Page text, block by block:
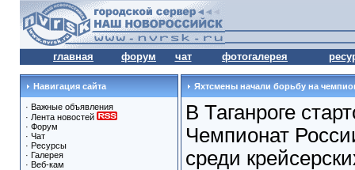
главная форум чат фотогалерея
Навигация сайта
· Важные объявления
· Лента новостей
· Форум
· Чат
· Ресурсы
· Галерея
· Веб-кам
Яхтсмены начали борьбу на
В Таганроге
Чемпионат
среди